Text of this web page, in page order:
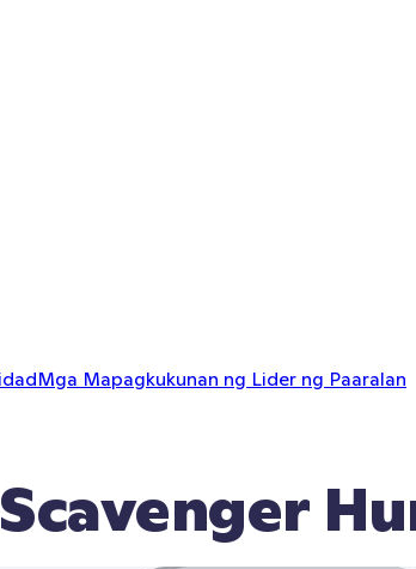
Mga Mapagkukunan ng Lider ng Paaralan